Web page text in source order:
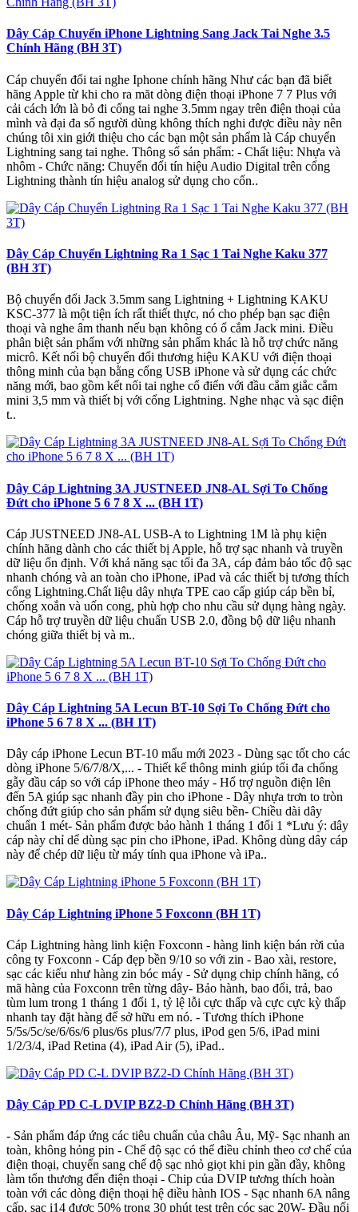
Dây Cáp Chuyển iPhone Lightning Sang Jack Tai Nghe 3.5
Chính Hãng (BH 3T)
Cáp chuyển đổi tai nghe Iphone chính hãng Như các bạn đã biết
hãng Apple từ khi cho ra măt dòng điện thoại iPhone 7 7 Plus với
cải cách lớn là bỏ đi cổng tai nghe 3.5mm ngay trên điện thoại của
mình và đại đa số người dùng không thích nghi được điều này nên
chúng tôi xin giới thiệu cho các bạn một sản phẩm là Cáp chuyển
Lightning sang tai nghe. Thông số sản phẩm: - Chất liệu: Nhựa và
nhôm - Chức năng: Chuyển đổi tín hiệu Audio Digital trên cổng
Lightning thành tín hiệu analog sử dụng cho cổn..
Dây Cáp Chuyển Lightning Ra 1 Sạc 1 Tai Nghe Kaku 377
(BH 3T)
Bộ chuyển đổi Jack 3.5mm sang Lightning + Lightning KAKU
KSC-377 là một tiện ích rất thiết thực, nó cho phép bạn sạc điện
thoại và nghe âm thanh nếu bạn không có ổ cắm Jack mini. Điều
phân biệt sản phẩm với những sản phẩm khác là hỗ trợ chức năng
micrô. Kết nối bộ chuyển đổi thương hiệu KAKU với điện thoại
thông minh của bạn bằng cổng USB iPhone và sử dụng các chức
năng mới, bao gồm kết nối tai nghe cổ điển với đầu cắm giắc cắm
mini 3,5 mm và thiết bị với cổng Lightning. Nghe nhạc và sạc điện
t..
Dây Cáp Lightning 3A JUSTNEED JN8-AL Sợi To Chống
Đứt cho iPhone 5 6 7 8 X ... (BH 1T)
Cáp JUSTNEED JN8-AL USB-A to Lightning 1M là phụ kiện
chính hãng dành cho các thiết bị Apple, hỗ trợ sạc nhanh và truyền
dữ liệu ổn định. Với khả năng sạc tối đa 3A, cáp đảm bảo tốc độ sạc
nhanh chóng và an toàn cho iPhone, iPad và các thiết bị tương thích
cổng Lightning.Chất liệu dây nhựa TPE cao cấp giúp cáp bền bỉ,
chống xoắn và uốn cong, phù hợp cho nhu cầu sử dụng hàng ngày.
Cáp hỗ trợ truyền dữ liệu chuẩn USB 2.0, đồng bộ dữ liệu nhanh
chóng giữa thiết bị và m..
Dây Cáp Lightning 5A Lecun BT-10 Sợi To Chống Đứt cho
iPhone 5 6 7 8 X ... (BH 1T)
Dây cáp iPhone Lecun BT-10 mẩu mới 2023 - Dùng sạc tốt cho các
dòng iPhone 5/6/7/8/X,... - Thiết kế thông minh giúp tối đa chống
gẫy đầu cáp so với cáp iPhone theo máy - Hổ trợ nguồn điện lên
đến 5A giúp sạc nhanh đầy pin cho iPhone - Dây nhựa trơn to tròn
chống đứt giúp cho sản phẩm sử dụng siêu bền- Chiều dài dây
chuẩn 1 mét- Sản phẩm được bảo hành 1 tháng 1 đổi 1 *Lưu ý: dây
cáp này chỉ dể dùng sạc pin cho iPhone, iPad. Không dùng dây cáp
này để chép dữ liệu từ máy tính qua iPhone và iPa..
Dây Cáp Lightning iPhone 5 Foxconn (BH 1T)
Cáp Lightning hàng linh kiện Foxconn - hàng linh kiện bán rời của
công ty Foxconn - Cáp đẹp bền 9/10 so với zin - Bao xài, restore,
sạc các kiểu như hàng zin bóc máy - Sử dụng chip chính hãng, có
mã hàng của Foxconn trên từng dây- Bảo hành, bao đổi, trả, bao
tùm lum trong 1 tháng 1 đổi 1, tỷ lệ lỗi cực thấp và cực cực kỳ thấp
nhanh tay đặt hàng để sở hữu em nó. - Tương thích iPhone
5/5s/5c/se/6/6s/6 plus/6s plus/7/7 plus, iPod gen 5/6, iPad mini
1/2/3/4, iPad Retina (4), iPad Air (5), iPad..
Dây Cáp PD C-L DVIP BZ2-D Chính Hãng (BH 3T)
- Sản phẩm đáp ứng các tiêu chuẩn của châu Âu, Mỹ- Sạc nhanh an
toàn, không hỏng pin - Chế độ sạc có thể điều chỉnh theo cơ chế của
điện thoại, chuyển sang chế độ sạc nhỏ giọt khi pin gần đầy, không
làm tổn thương đến điện thoại - Chip của DVIP tương thích hoàn
toàn với các dòng điện thoại hệ điều hành IOS - Sạc nhanh 6A nâng
cấp, sạc i14 được 50% trong 30 phút test trên cóc sạc 20W- Đầu nối